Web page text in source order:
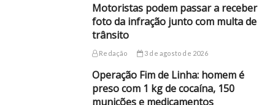
Motoristas podem passar a receber
foto da infração junto com multa de
trânsito
Redação 3 de agosto de 2026
Operação Fim de Linha: homem é
preso com 1 kg de cocaína, 150
munições e medicamentos